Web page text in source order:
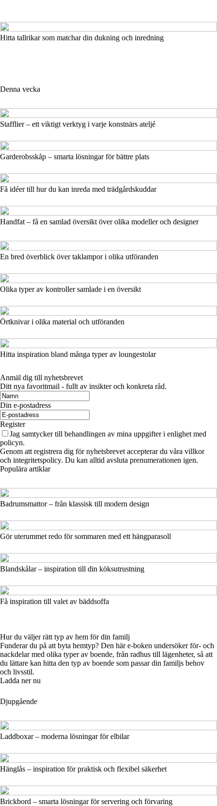
Hitta tallrikar som matchar din dukning och inredning
Denna vecka
Stafflier – ett viktigt verktyg i varje konstnärs ateljé
Garderobsskåp – smarta lösningar för bättre plats
Få idéer till hur du kan inreda med trädgårdskuddar
Handfat – få en samlad översikt över olika modeller och designer
En bred överblick över taklampor i olika utföranden
Olika typer av kontroller samlade i en översikt
Örtknivar i olika material och utföranden
Hitta inspiration bland många typer av loungestolar
Anmäl dig till nyhetsbrevet
Ditt nya favoritmail - fullt av insikter och konkreta råd.
Din e-postadress
Register
Jag samtycker till behandlingen av mina uppgifter i enlighet med
policyn.
Genom att registrera dig för nyhetsbrevet accepterar du våra villkor
och integritetspolicy. Du kan alltid avsluta prenumerationen igen.
Populära artiklar
Badrumsmattor – från klassisk till modern design
Gör uterummet redo för sommaren med ett hängparasoll
Blandskålar – inspiration till din köksutrustning
Få inspiration till valet av bäddsoffa
Hur du väljer rätt typ av hem för din familj
Funderar du på att byta hemtyp? Den här e-boken undersöker för- och
nackdelar med olika typer av boende, från radhus till lägenheter, så att
du lättare kan hitta den typ av boende som passar din familjs behov
och livsstil.
Ladda ner nu
Djupgående
Laddboxar – moderna lösningar för elbilar
Hänglås – inspiration för praktisk och flexibel säkerhet
Brickbord – smarta lösningar för servering och förvaring